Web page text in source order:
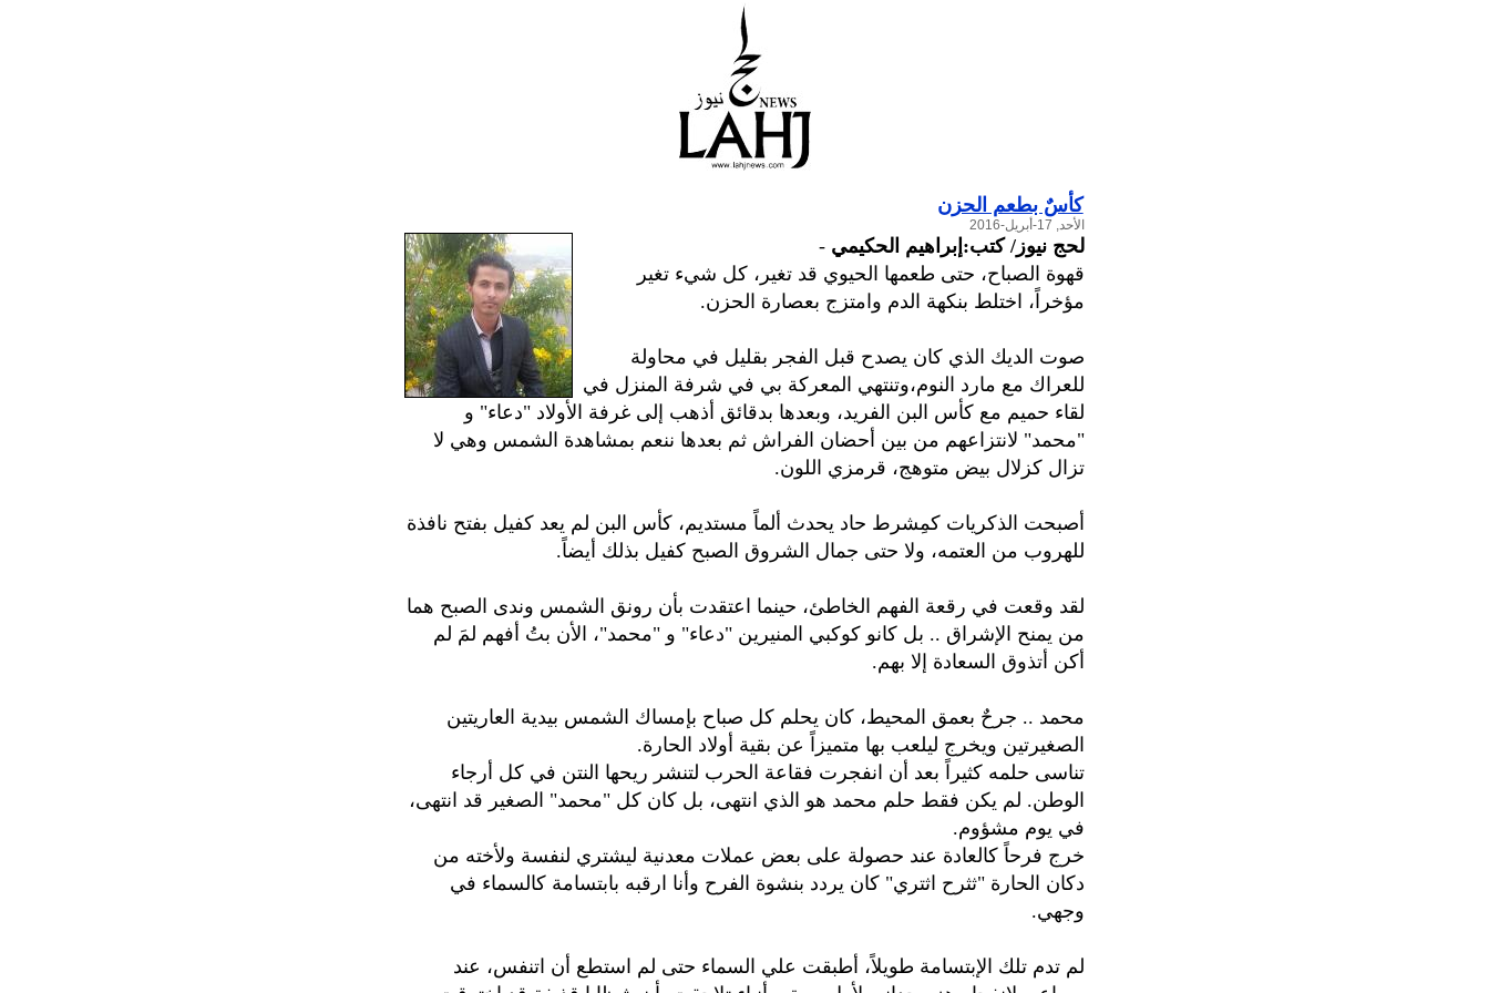
كأسٌ بطعم الحزن
الأحد, 17-أبريل-2016
لحج نيوز/ كتب:إبراهيم الحكيمي -
قهوة الصباح، حتى طعمها الحيوي قد تغير، كل شيء تغير
مؤخراً، اختلط بنكهة الدم وامتزج بعصارة الحزن.
صوت الديك الذي كان يصدح قبل الفجر بقليل في محاولة
للعراك مع مارد النوم،وتنتهي المعركة بي في شرفة المنزل في
لقاء حميم مع كأس البن الفريد، وبعدها بدقائق أذهب إلى غرفة الأولاد "دعاء" و
"محمد" لانتزاعهم من بين أحضان الفراش ثم بعدها ننعم بمشاهدة الشمس وهي لا
تزال كزلال بيض متوهج، قرمزي اللون.
أصبحت الذكريات كمِشرط حاد يحدث ألماً مستديم، كأس البن لم يعد كفيل بفتح نافذة
للهروب من العتمه، ولا حتى جمال الشروق الصبح كفيل بذلك أيضاً.
لقد وقعت في رقعة الفهم الخاطئ، حينما اعتقدت بأن رونق الشمس وندى الصبح هما
من يمنح الإشراق .. بل كانو كوكبي المنيرين "دعاء" و "محمد"، الأن بتُ أفهم لمَ لم
أكن أتذوق السعادة إلا بهم.
محمد .. جرحٌ بعمق المحيط، كان يحلم كل صباح بإمساك الشمس بيدية العاريتين
الصغيرتين ويخرج ليلعب بها متميزاً عن بقية أولاد الحارة.
تناسى حلمه كثيراً بعد أن انفجرت فقاعة الحرب لتنشر ريحها النتن في كل أرجاء
الوطن. لم يكن فقط حلم محمد هو الذي انتهى، بل كان كل "محمد" الصغير قد انتهى،
في يوم مشؤوم.
خرج فرحاً كالعادة عند حصولة على بعض عملات معدنية ليشتري لنفسة ولأخته من
دكان الحارة "ثثرح اثتري" كان يردد بنشوة الفرح وأنا ارقبه بابتسامة كالسماء في
وجهي.
لم تدم تلك الإبتسامة طويلاً، أطبقت علي السماء حتى لم استطع أن اتنفس، عند